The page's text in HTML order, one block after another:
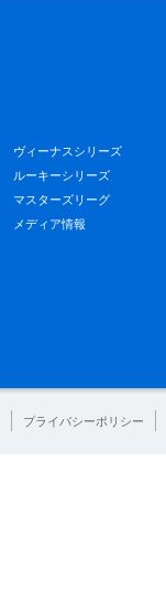
ヴィーナスシリーズ
ルーキーシリーズ
マスターズリーグ
メディア情報
プライバシーポリシー